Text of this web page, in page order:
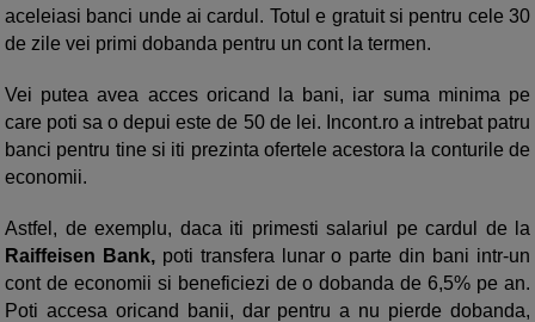
aceleiasi banci unde ai cardul. Totul e gratuit si pentru cele 30
de zile vei primi dobanda pentru un cont la termen.
Vei putea avea acces oricand la bani, iar suma minima pe
care poti sa o depui este de 50 de lei. Incont.ro a intrebat patru
banci pentru tine si iti prezinta ofertele acestora la conturile de
economii.
Astfel, de exemplu, daca iti primesti salariul pe cardul de la
Raiffeisen Bank,poti transfera lunar o parte din bani intr-un
cont de economii si beneficiezi de o dobanda de 6,5% pe an.
Poti accesa oricand banii, dar pentru a nu pierde dobanda,